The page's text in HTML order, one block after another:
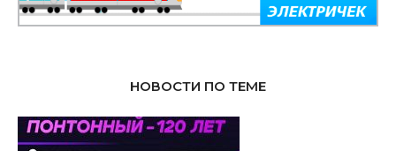
НОВОСТИ ПО ТЕМЕ